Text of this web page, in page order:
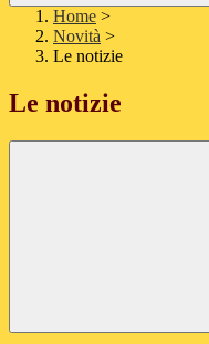
Home >
Novità >
Le notizie
Le notizie